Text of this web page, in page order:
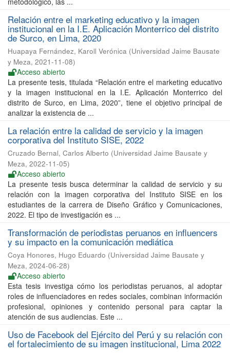
Relación entre el marketing educativo y la imagen
institucional en la I.E. Aplicación Monterrico del distrito
de Surco, en Lima, 2020
Huapaya Fernández, Karoll Verónica (Universidad Jaime Bausate
y Meza, 2021-11-08)
Acceso abierto
La presente tesis, titulada “Relación entre el marketing educativo
y la imagen institucional en la I.E. Aplicación Monterrico del
distrito de Surco, en Lima, 2020”, tiene el objetivo principal de
analizar la existencia de ...
La relación entre la calidad de servicio y la imagen
corporativa del Instituto SISE, 2022
Cruzado Bernal, Carlos Alberto (Universidad Jaime Bausate y
Meza, 2022-11-05)
Acceso abierto
La presente tesis busca determinar la calidad de servicio y su
relación con la imagen corporativa del Instituto SISE en los
estudiantes de la carrera de Diseño Gráfico y Comunicaciones,
2022. El tipo de investigación es ...
Transformación de periodistas peruanos en influencers
y su impacto en la comunicación mediática
Coya Honores, Hugo Eduardo (Universidad Jaime Bausate y
Meza, 2024-06-28)
Acceso abierto
Esta tesis investiga cómo los periodistas peruanos, al adoptar
roles de influenciadores en redes sociales, combinan información
profesional, opiniones y contenido personal para captar la
atención de sus audiencias. Este ...
Uso de Facebook del Ejército del Perú y su relación con
el fortalecimiento de su imagen institucional, Lima 2022